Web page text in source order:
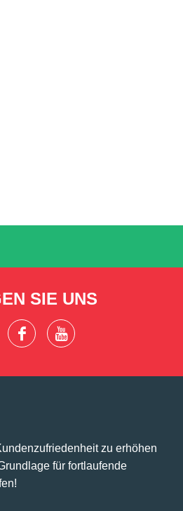
SIE UNS
zu erhöhen
für fortlaufende